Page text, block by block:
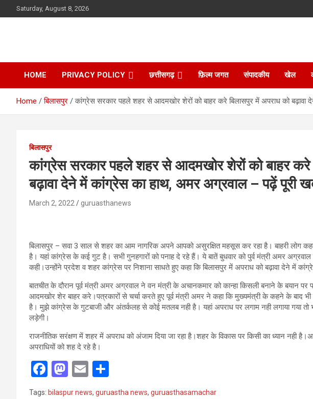
to
Saturday, August 8, 2026
HOME PRIVACY POLICY छत्तीसगढ़ फ़िल्म जगत संपादकीय खेल
Home बिलासपुर कांग्रेस सरकार पहले शहर से आदमखोर शेरों को बाहर करे बिलासपुर में अपराध को
बिलासपुर
कांग्रेस सरकार पहले शहर से आदमखोर शेरों को बाहर करे
बढ़ावा देने में कांग्रेस का हाथ, अमर अग्रवाल – पढ़ें पूरी
March 2, 2022 guruasthanews
बिलासपुर – सवा 3 साल से शहर का आम नागरिक अपने आपको असुरक्षित महसूस कर रहा है। बाहरी लोग
है। यहां कांग्रेस के कई गुट है। सभी गुनहगारों को पनाह दे रहे हैं। ये बातें बुधवार को पुर्व मंत्री अमर
कही।उन्होंने प्रदेश व शहर कांग्रेस पर निशाना साधते हुए कहा कि बिलासपुर में अपराध को बढ़ावा देने में
बातचीत के दौरान पूर्व मंत्री अमर अग्रवाल ने वन मंत्री के अचानकमार को कान्हा किसली बनाने के बयान
आदमखोर शेर बाहर करे।पत्रकारों से चर्चा करते हुए पूर्व मंत्री अमर ने कहा कि मुख्यमंत्री के कहने के बाद
है। मुझे कांग्रेस के गुटबाजी और अंतर्कलह से कोई मतलब नही है। यहां अपराध पर लगाम नही लगाया गया तो
लड़ेगी।
राजनीतिक सरंक्षण में शहर में अपराध को अंजाम दिया जा रहा है।शहर के विकास पर किसी का ध्यान नही
अपराधियों को शह दे रहे है।
F
a
M E
Tags: bilaspur news, guruastha news, guruasthasamachar